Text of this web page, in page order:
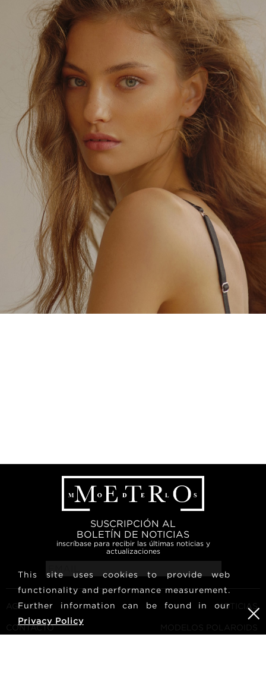
SUSCRIPCIÓN AL
BOLETÍN DE NOTICIAS
inscríbase para recibir las últimas noticias y
actualizaciones
AGENCIA
CONTACTO
NOTICIAS
MODELOS POLAROIDS
This site uses cookies to provide web
functionality and performance measurement.
Further information can be found in our
Privacy Policy